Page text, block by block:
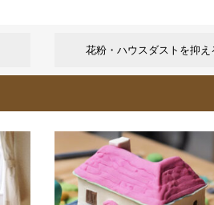
花粉・ハウスダストを抑